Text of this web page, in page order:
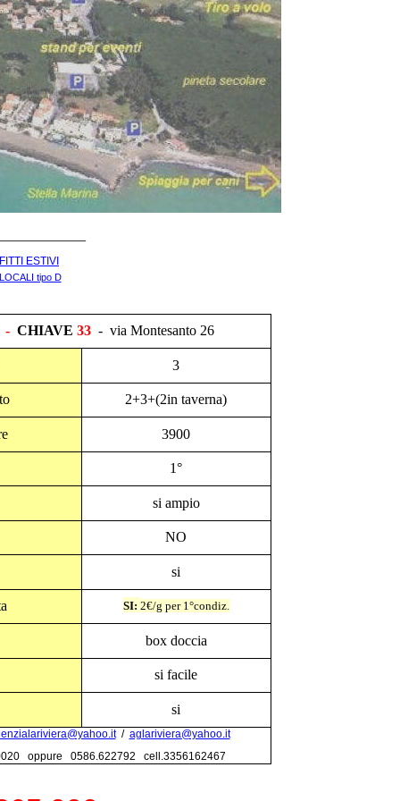
ESTIVI
tipo D
- CHIAVE 33- via Montesanto 26
3
2+3+(2in taverna)
3900
1°
si ampio
NO
si
SI: 2€/g per 1°condiz.
box doccia
si facile
si
/ aglariviera@yahoo.it
oppure 0586.622792 cell.3356162467